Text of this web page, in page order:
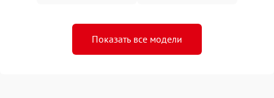
Показать все модели